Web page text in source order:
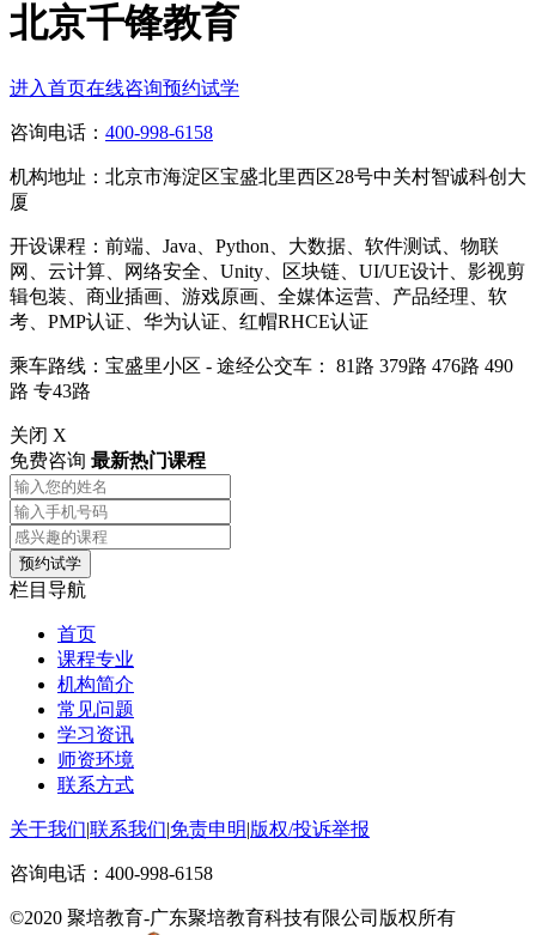
北京千锋教育
进入首页在线咨询预约试学
咨询电话： 400-998-6158
机构地址： 北京市海淀区宝盛北里西区28号中关村智诚科创大
厦
开设课程： 前端、Java、Python、大数据、软件测试、物联
网、云计算、网络安全、Unity、区块链、UI/UE设计、影视剪
辑包装、商业插画、游戏原画、全媒体运营、产品经理、软
考、PMP认证、华为认证、红帽RHCE认证
乘车路线： 宝盛里小区 - 途经公交车： 81路 379路 476路 490
路 专43路
关闭 X
免费咨询 最新热门课程
栏目导航
首页
课程专业
机构简介
常见问题
学习资讯
师资环境
联系方式
关于我们|联系我们|免责申明|版权/投诉举报
咨询电话： 400-998-6158
©2020 聚培教育-广东聚培教育科技有限公司版权所有